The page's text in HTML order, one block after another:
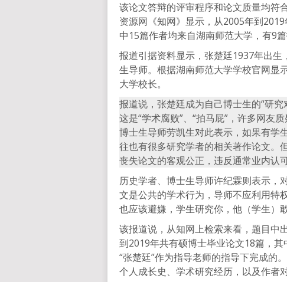
该论文答辩的评审程序和论文质量均符
资源网《知网》显示，从2005年到
中15篇作者均来自湖南师范大学，有9
报道引据资料显示，张楚廷1937年出
生导师。根据湖南师范大学学校官网显
大学校长。
报道说，张楚廷成为自己博士生的“研
这是“学术腐败”、“拍马屁”，许多网友
博士生导师劳凯生对此表示，如果有学
往也有很多研究学者的相关著作论文。
丧失论文的客观公正，违反通常业内认
历史学者、博士生导师许纪霖则表示，
文是公共的学术行为，导师不应利用特
也应该避嫌，学生研究你，他（学生）
该报道说，从知网上检索来看，题目中
到2019年共有硕博士毕业论文18篇，
“张楚廷”作为指导老师的指导下完成的
个人成长史、学术研究经历，以及作者